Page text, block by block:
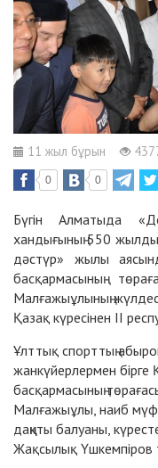
11 жыл бұрын
0 0
Бүгін Алматыда
хандығының 550
дәстүр» жылы
басқармасының
Малғажыұлының
Қазақ күресінен II
Ұлттық спорттың
жанкүйерлермен
басқармасының
Малғажыұлы, наиб
даңқты балуаны,
Жақсылық Үшкемпіров